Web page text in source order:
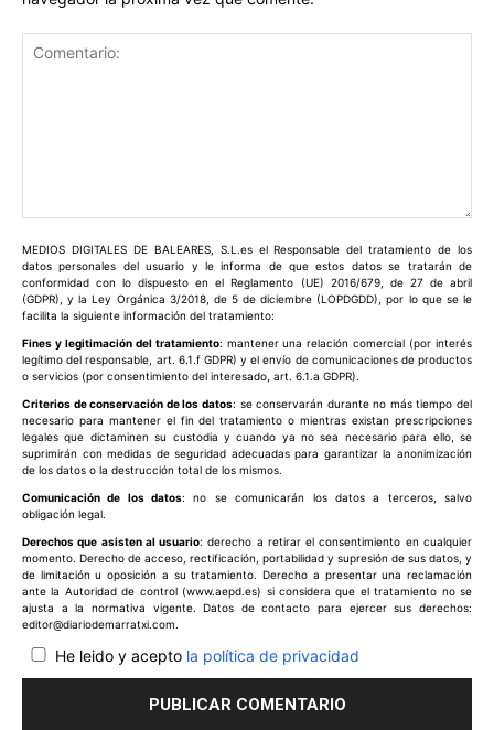
MEDIOS DIGITALES DE BALEARES, S.L.es el Responsable del tratamiento de los
datos personales del usuario y le informa de que estos datos se tratarán de
conformidad con lo dispuesto en el Reglamento (UE) 2016/679, de 27 de abril
(GDPR), y la Ley Orgánica 3/2018, de 5 de diciembre (LOPDGDD), por lo que se le
facilita la siguiente información del tratamiento:
Fines y legitimación del tratamiento: mantener una relación comercial (por interés
legítimo del responsable, art. 6.1.f GDPR) y el envío de comunicaciones de productos
o servicios (por consentimiento del interesado, art. 6.1.a GDPR).
Criterios de conservación de los datos: se conservarán durante no más tiempo del
necesario para mantener el fin del tratamiento o mientras existan prescripciones
legales que dictaminen su custodia y cuando ya no sea necesario para ello, se
suprimirán con medidas de seguridad adecuadas para garantizar la anonimización
de los datos o la destrucción total de los mismos.
Comunicación de los datos: no se comunicarán los datos a terceros, salvo
obligación legal.
Derechos que asisten al usuario: derecho a retirar el consentimiento en cualquier
momento. Derecho de acceso, rectificación, portabilidad y supresión de sus datos, y
de limitación u oposición a su tratamiento. Derecho a presentar una reclamación
ante la Autoridad de control (www.aepd.es) si considera que el tratamiento no se
ajusta a la normativa vigente. Datos de contacto para ejercer sus derechos:
editor@diariodemarratxi.com.
He leido y acepto la política de privacidad